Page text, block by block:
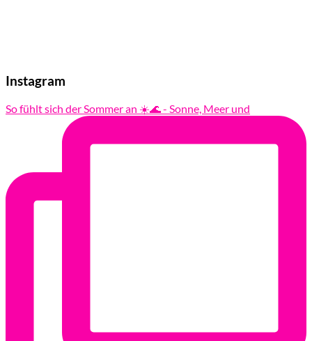
Instagram
So fühlt sich der Sommer an ☀️🌊 - Sonne, Meer und